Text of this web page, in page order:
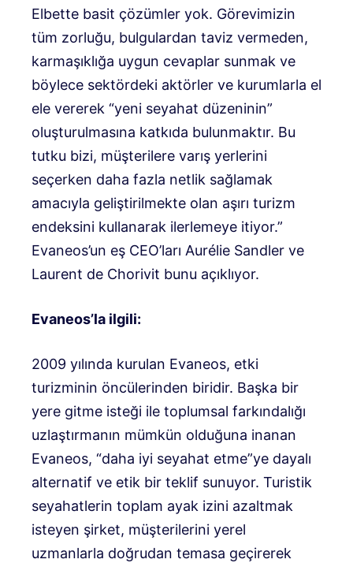
Elbette basit çözümler yok. Görevimizin
tüm zorluğu, bulgulardan taviz vermeden,
karmaşıklığa uygun cevaplar sunmak ve
böylece sektördeki aktörler ve kurumlarla el
ele vererek “yeni seyahat düzeninin”
oluşturulmasına katkıda bulunmaktır. Bu
tutku bizi, müşterilere varış yerlerini
seçerken daha fazla netlik sağlamak
amacıyla geliştirilmekte olan aşırı turizm
endeksini kullanarak ilerlemeye itiyor.”
Evaneos’un eş CEO’ları Aurélie Sandler ve
Laurent de Chorivit bunu açıklıyor.
Evaneos’la ilgili:
2009 yılında kurulan Evaneos, etki
turizminin öncülerinden biridir. Başka bir
yere gitme isteği ile toplumsal farkındalığı
uzlaştırmanın mümkün olduğuna inanan
Evaneos, “daha iyi seyahat etme”ye dayalı
alternatif ve etik bir teklif sunuyor. Turistik
seyahatlerin toplam ayak izini azaltmak
isteyen şirket, müşterilerini yerel
uzmanlarla doğrudan temasa geçirerek